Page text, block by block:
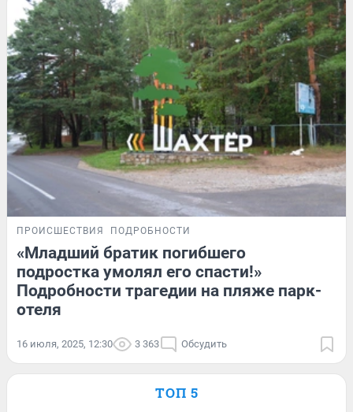
ПРОИСШЕСТВИЯ ПОДРОБНОСТИ
«Младший братик погибшего
подростка умолял его спасти!»
Подробности трагедии на пляже парк-
отеля
16 июля, 2025, 12:30 3 363 Обсудить
ТОП 5